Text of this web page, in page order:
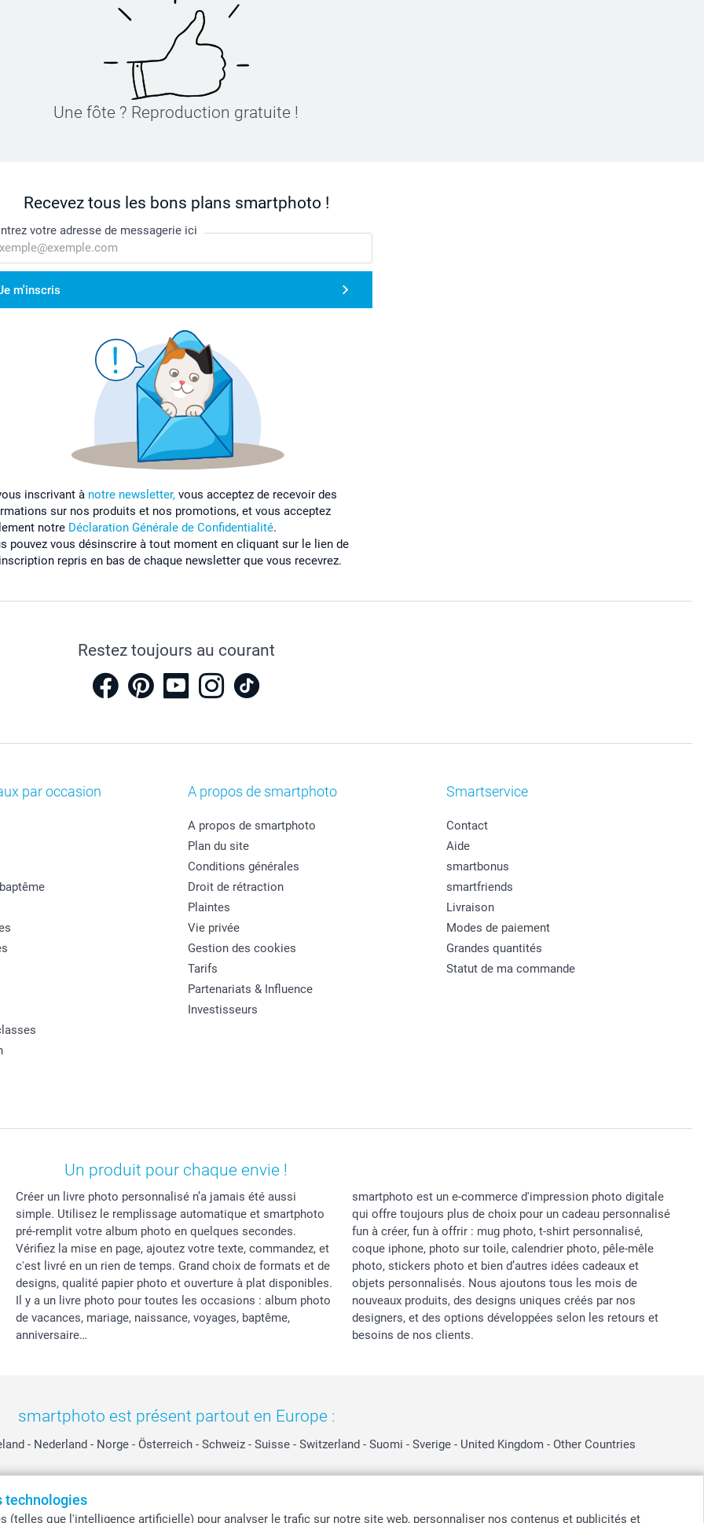
technologies
que l'intelligence artificielle) pour analyser le trafic sur notre site web, personnaliser nos contenus et publicités et
Une fôte ? Reproduction gratuite !
Recevez tous les bons plans smartphoto !
votre adresse de messagerie ici
m'inscris
inscrivant à notre newsletter, vous acceptez de recevoir des
sur nos produits et nos promotions, et vous acceptez
notre Déclaration Générale de Confidentialité.
pouvez vous désinscrire à tout moment en cliquant sur le lien de
repris en bas de chaque newsletter que vous recevrez.
Restez toujours au courant
par occasion A propos de smartphoto
A propos de smartphoto
Plan du site
Conditions générales
Droit de rétraction
Plaintes
Vie privée
Gestion des cookies
Tarifs
Partenariats & Influence
Investisseurs
Smartservice
Contact
Aide
smartbonus
smartfriends
Livraison
Modes de paiement
Grandes quantités
Statut de ma commande
Un produit pour chaque envie !
Créer un livre photo personnalisé n’a jamais été aussi
simple. Utilisez le remplissage automatique et smartphoto
pré-remplit votre album photo en quelques secondes.
Vérifiez la mise en page, ajoutez votre texte, commandez, et
c'est livré en un rien de temps. Grand choix de formats et de
designs, qualité papier photo et ouverture à plat disponibles.
Il y a un livre photo pour toutes les occasions : album photo
de vacances, mariage, naissance, voyages, baptême,
anniversaire…
smartphoto est un e-commerce d'impression photo digitale
qui offre toujours plus de choix pour un cadeau personnalisé
fun à créer, fun à offrir : mug photo, t-shirt personnalisé,
coque iphone, photo sur toile, calendrier photo, pêle-mêle
photo, stickers photo et bien d’autres idées cadeaux et
objets personnalisés. Nous ajoutons tous les mois de
nouveaux produits, des designs uniques créés par nos
designers, et des options développées selon les retours et
besoins de nos clients.
smartphoto est présent partout en Europe :
- Nederland - Norge - Österreich - Schweiz - Suisse - Switzerland - Suomi - Sverige - United Kingdom - Other Countries
Tous les prix sont en EURO (€), TVA incluse et hors frais de port.